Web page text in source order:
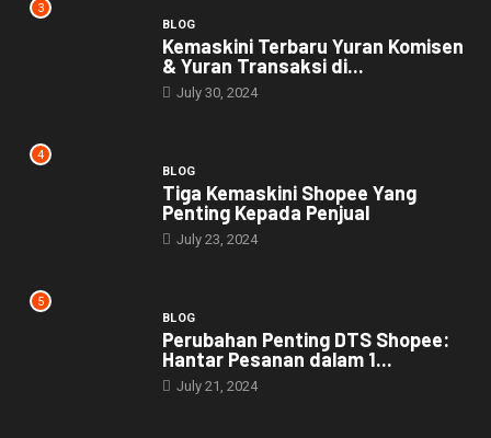
3
BLOG
Kemaskini Terbaru Yuran Komisen
& Yuran Transaksi di...
July 30, 2024
4
BLOG
Tiga Kemaskini Shopee Yang
Penting Kepada Penjual
July 23, 2024
5
BLOG
Perubahan Penting DTS Shopee:
Hantar Pesanan dalam 1...
July 21, 2024